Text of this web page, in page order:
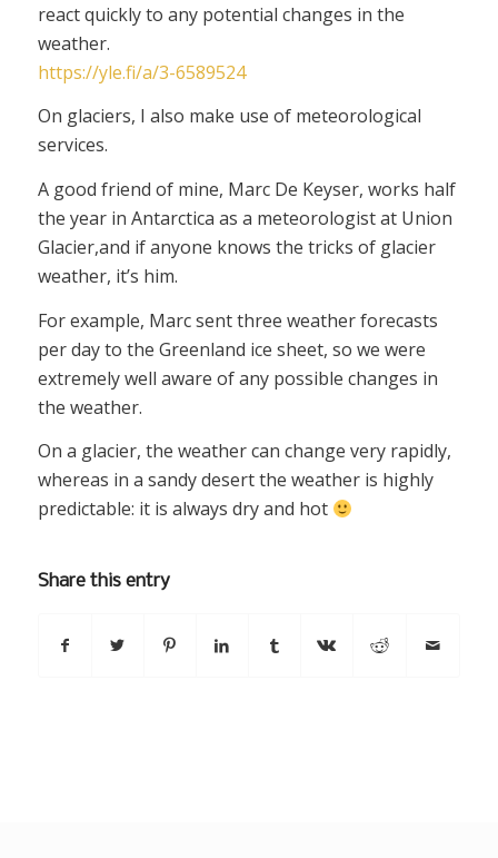
react quickly to any potential changes in the
weather.
https://yle.fi/a/3-6589524
On glaciers, I also make use of meteorological
services.
A good friend of mine, Marc De Keyser, works half
the year in Antarctica as a meteorologist at Union
Glacier,and if anyone knows the tricks of glacier
weather, it’s him.
For example, Marc sent three weather forecasts
per day to the Greenland ice sheet, so we were
extremely well aware of any possible changes in
the weather.
On a glacier, the weather can change very rapidly,
whereas in a sandy desert the weather is highly
predictable: it is always dry and hot
Share this entry